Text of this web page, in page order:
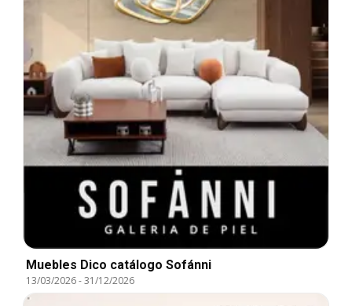
Muebles Dico catálogo Sofánni
13/03/2026-31/12/2026